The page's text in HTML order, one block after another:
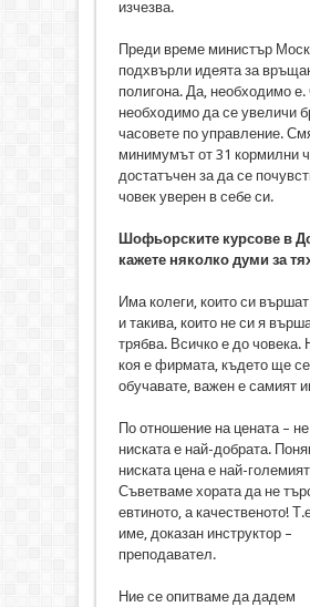
изчезва.
Преди време министър
подхвърли идеята за
полигона. Да, необходимо
необходимо да се увеличи
часовете по управление.
минимумът от 31 кормилни
достатъчен за да се
човек уверен в себе си.
Шофьорските курсове в
кажете няколко думи за
Има колеги, които си
и такива, които не си я
трябва. Всичко е до човека.
коя е фирмата, където ще се
обучавате, важен е самият
По отношение на цената –
ниската е най-добрата.
ниската цена е най-
Съветваме хората да не
евтиното, а качественото!
име, доказан инструктор –
преподавател.
Ние се опитваме да дадем